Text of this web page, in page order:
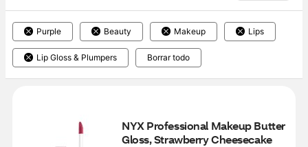
Purple Beauty Makeup Lips
Lip Gloss & Plumpers Borrar todo
NYX Professional Makeup Butter
Gloss, Strawberry Cheesecake